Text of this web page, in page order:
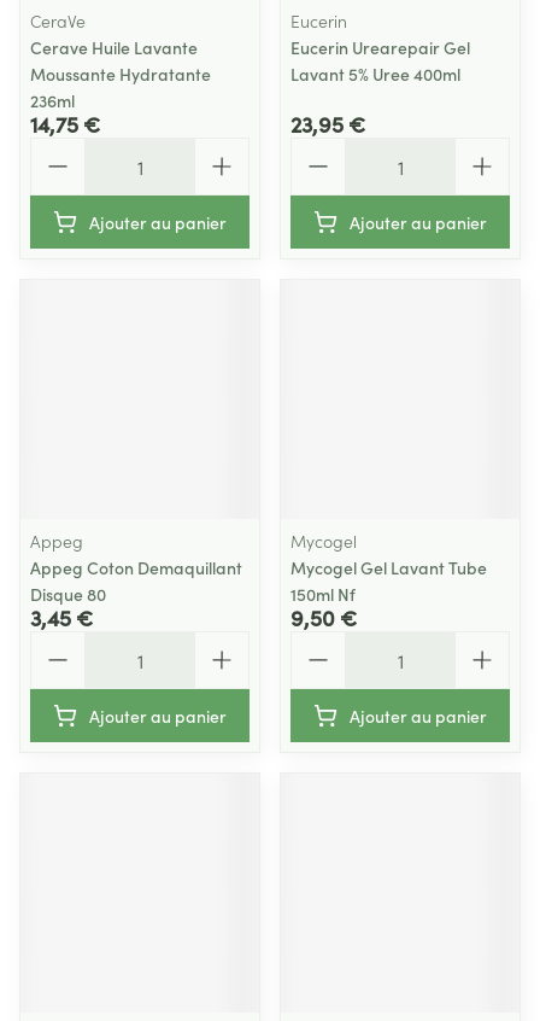
CeraVe
Cerave Huile Lavante
Moussante Hydratante
236ml
14,75 €
Ajouter au panier
Eucerin
Eucerin Urearepair Gel
Lavant 5% Uree 400ml
23,95 €
Ajouter au panier
Appeg
Appeg Coton Demaquillant
Disque 80
3,45 €
Ajouter au panier
Mycogel
Mycogel Gel Lavant Tube
150ml Nf
9,50 €
Ajouter au panier